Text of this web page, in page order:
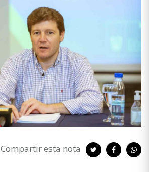
Compartir esta nota